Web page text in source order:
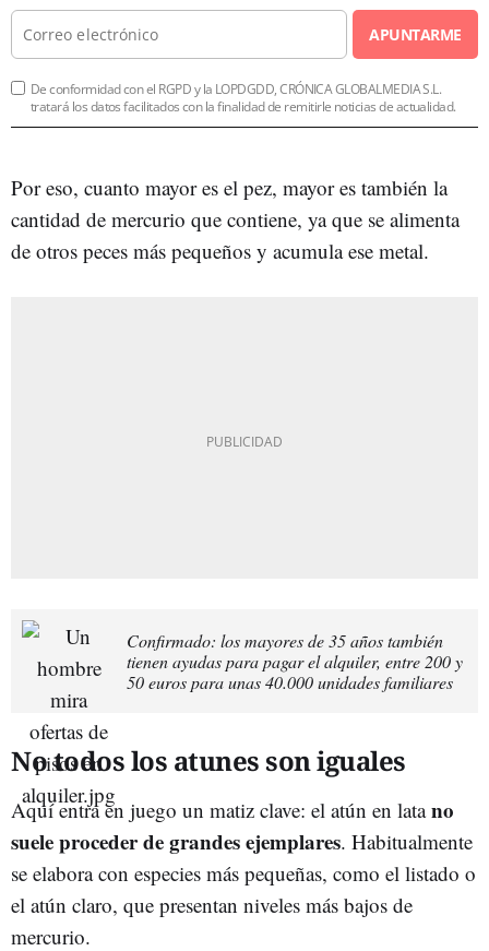
APUNTARME
De conformidad con el RGPD y la LOPDGDD, CRÓNICA GLOBALMEDIA S.L.
tratará los datos facilitados con la finalidad de remitirle noticias de actualidad.
Por eso, cuanto mayor es el pez, mayor es también la
cantidad de mercurio que contiene, ya que se alimenta
de otros peces más pequeños y acumula ese metal.
Confirmado: los mayores de 35 años también
tienen ayudas para pagar el alquiler, entre 200 y
50 euros para unas 40.000 unidades familiares
No todos los atunes son iguales
Aquí entra en juego un matiz clave: el atún en latano
suele proceder de grandes ejemplares. Habitualmente
se elabora con especies más pequeñas, como el listado o
el atún claro, que presentan niveles más bajos de
mercurio.